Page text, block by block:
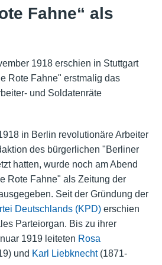
Fahne“ als
1918 erschien in Stuttgart
Rote Fahne" erstmalig das
und Soldatenräte
in Berlin revolutionäre Arbeiter
des bürgerlichen "Berliner
hatten, wurde noch am Abend
Rote Fahne" als Zeitung der
Seit der Gründung der
Deutschlands (KPD)erschien
Parteiorgan. Bis zu ihrer
1919 leiteten Rosa
und Karl Liebknecht(1871-